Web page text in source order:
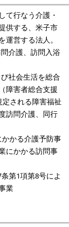
て行なう介護・
供する、米子市
運営する法人。
介護、訪問入浴
社会生活を総合
障害者総合支援
される障害福祉
訪問介護、同行
かかる介護予防事
にかかる訪問事
第1項第8号によ
業